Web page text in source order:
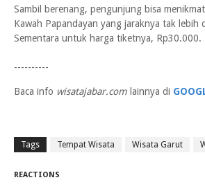
Sambil berenang, pengunjung bisa
Kawah Papandayan yang jaraknya tak lebih
Sementara untuk harga tiketnya, Rp30.000.
----------
Baca info wisatajabar.com lainnya di
Tags Tempat Wisata Wisata Garut
REACTIONS